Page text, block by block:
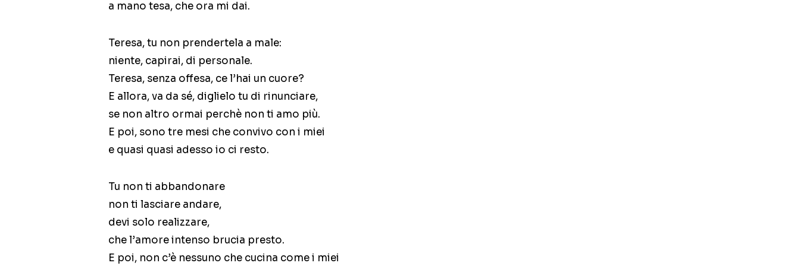
a mano tesa, che ora mi dai.
Teresa, tu non prendertela a male:
niente, capirai, di personale.
Teresa, senza offesa, ce l’hai un cuore?
E allora, va da sé, diglielo tu di rinunciare,
se non altro ormai perchè non ti amo più.
E poi, sono tre mesi che convivo con i miei
e quasi quasi adesso io ci resto.
Tu non ti abbandonare
non ti lasciare andare,
devi solo realizzare,
che l’amore intenso brucia presto.
E poi, non c’è nessuno che cucina come i miei